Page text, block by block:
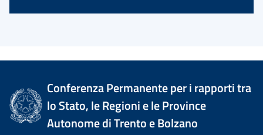
Conferenza Permanente per i rapporti tra
lo Stato, le Regioni e le Province
Autonome di Trento e Bolzano